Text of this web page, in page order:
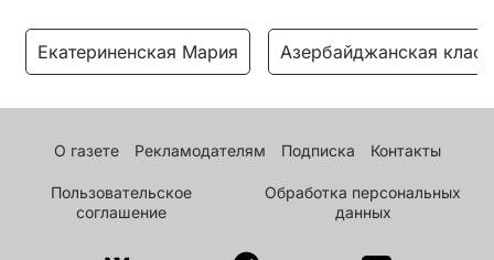
Екатериненская Мария Азербайджанская
О газете Рекламодателям Подписка Контакты
Пользовательское
соглашение
Обработка персональных
данных